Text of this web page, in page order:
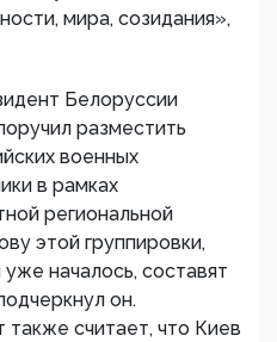
мира, созидания»,
Белоруссии
разместить
военных
в рамках
региональной
этой группировки,
началось, составят
он.
также считает, что Киев